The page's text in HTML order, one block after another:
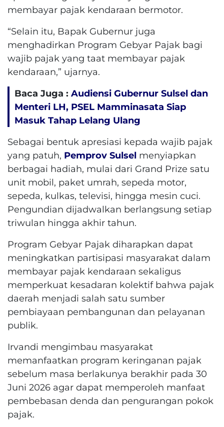
membayar pajak kendaraan bermotor.
“Selain itu, Bapak Gubernur juga
menghadirkan Program Gebyar Pajak bagi
wajib pajak yang taat membayar pajak
kendaraan,” ujarnya.
Baca Juga : Audiensi Gubernur Sulsel dan
Menteri LH, PSEL Mamminasata Siap
Masuk Tahap Lelang Ulang
Sebagai bentuk apresiasi kepada wajib pajak
yang patuh, Pemprov Sulsel menyiapkan
berbagai hadiah, mulai dari Grand Prize satu
unit mobil, paket umrah, sepeda motor,
sepeda, kulkas, televisi, hingga mesin cuci.
Pengundian dijadwalkan berlangsung setiap
triwulan hingga akhir tahun.
Program Gebyar Pajak diharapkan dapat
meningkatkan partisipasi masyarakat dalam
membayar pajak kendaraan sekaligus
memperkuat kesadaran kolektif bahwa pajak
daerah menjadi salah satu sumber
pembiayaan pembangunan dan pelayanan
publik.
Irvandi mengimbau masyarakat
memanfaatkan program keringanan pajak
sebelum masa berlakunya berakhir pada 30
Juni 2026 agar dapat memperoleh manfaat
pembebasan denda dan pengurangan pokok
pajak.